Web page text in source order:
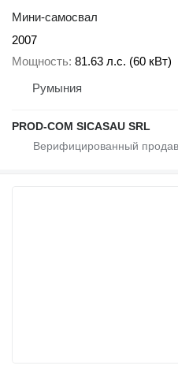
Мини-самосвал
2007
Мощность 81.63 л.с. (60 кВт)
Румыния
PROD-COM SICASAU SRL